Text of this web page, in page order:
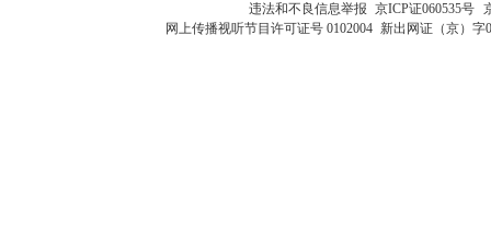
违法和不良信息举报 京ICP证060535号
网上传播视听节目许可证号 0102004 新出网证（京）